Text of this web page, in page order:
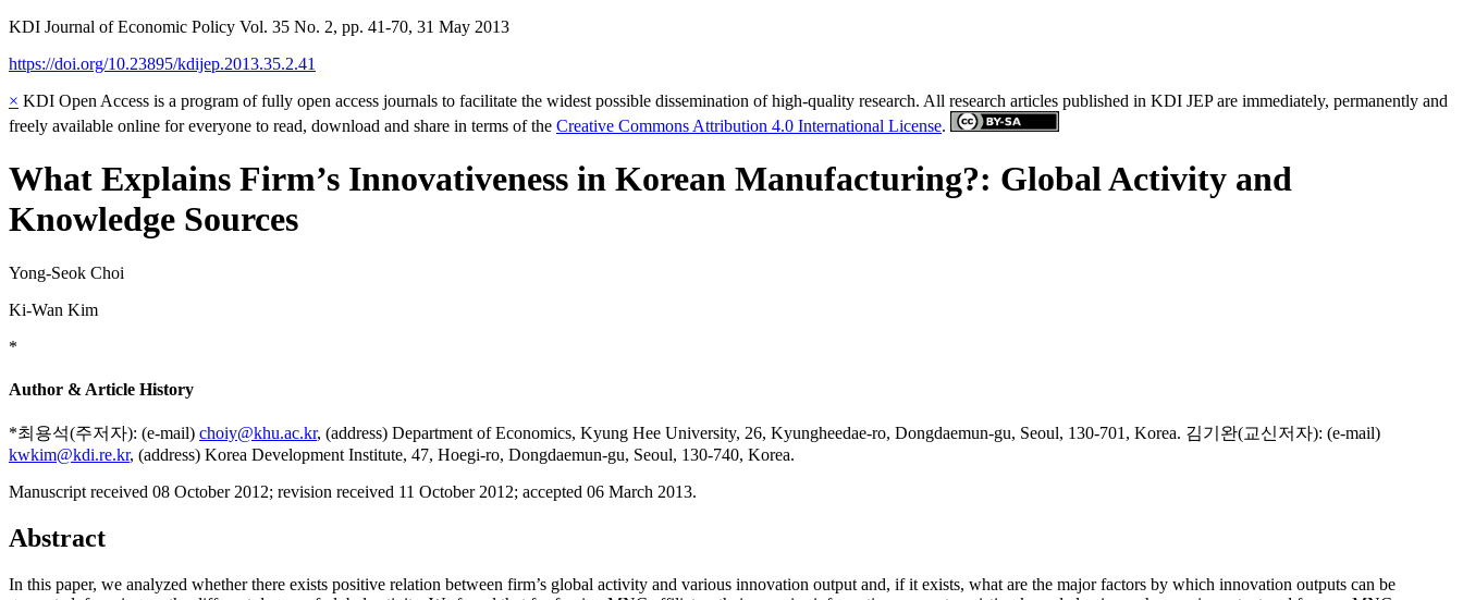
KDI Journal of Economic Policy Vol. 35 No. 2, pp. 41-70, 31 May 2013
https://doi.org/10.23895/kdijep.2013.35.2.41
× KDI Open Access is a program of fully open access journals to facilitate the widest possible dissemination of high-quality research. All research articles published in KDI JEP are immediately, permanently and
freely available online for everyone to read, download and share in terms of the Creative Commons Attribution 4.0 International License.
What Explains Firm’s Innovativeness in Korean Manufacturing?: Global Activity and
Knowledge Sources
Yong-Seok Choi
Ki-Wan Kim
*
Author & Article History
*최용석(주저자): (e-mail) choiy@khu.ac.kr, (address) Department of Economics, Kyung Hee University, 26, Kyungheedae-ro, Dongdaemun-gu, Seoul, 130-701, Korea. 김기완(교신저자): (e-mail)
kwkim@kdi.re.kr, (address) Korea Development Institute, 47, Hoegi-ro, Dongdaemun-gu, Seoul, 130-740, Korea.
Manuscript received 08 October 2012; revision received 11 October 2012; accepted 06 March 2013.
Abstract
In this paper, we analyzed whether there exists positive relation between firm’s global activity and various innovation output and, if it exists, what are the major factors by which innovation outputs can be